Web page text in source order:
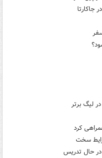
لیگ برتر
کرد
سخت
در حال تدریس